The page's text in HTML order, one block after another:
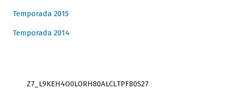
Temporada 2015
Temporada 2014
Z7_L9KEH4O0LORH80ALCLTPF80S27